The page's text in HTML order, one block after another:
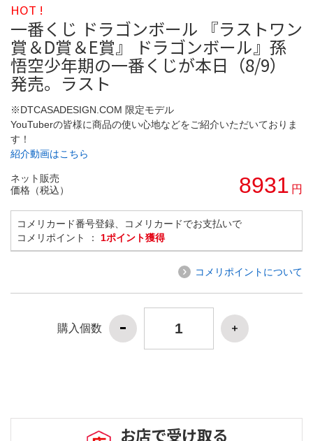
HOT !
一番くじ ドラゴンボール 『ラストワン
賞＆D賞＆E賞』 ドラゴンボール』孫
悟空少年期の一番くじが本日（8/9）
発売。ラスト
※DTCASADESIGN.COM 限定モデル
YouTuberの皆様に商品の使い心地などをご紹介いただいておりま
す！
紹介動画はこちら
ネット販売
価格（税込）
8931 円
コメリカード番号登録、コメリカードでお支払いで
コメリポイント ： 1ポイント獲得
コメリポイントについて
購入個数
お店で受け取る